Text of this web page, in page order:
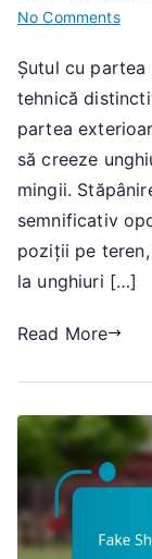
No Commentson
cu
Șutul cu
tehnică
partea
să creeze
mingii.
semnificativ
poziții pe
la unghiuri […]
Read More